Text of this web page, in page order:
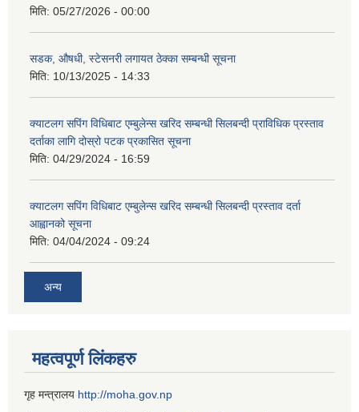
मिति: 05/27/2026 - 00:00
सडक, औषधी, स्टेसनरी लगायत ठेक्का सम्बन्धी सूचना
मिति: 10/13/2025 - 14:33
क्याटलग सपिंग विधिबाट एम्बुलेन्स खरिद सम्बन्धी सिलबन्दी प्राविधिक प्रस्ताव
दर्ताका लागि दोस्रो पटक प्रकासित सूचना
मिति: 04/29/2024 - 16:59
क्याटलग सपिंग विधिबाट एम्बुलेन्स खरिद सम्बन्धी सिलबन्दी प्रस्ताव दर्ता
आह्वानको सूचना
मिति: 04/04/2024 - 09:24
अन्य
महत्वपूर्ण लिंकहरु
गृह मन्त्रालय http://moha.gov.np